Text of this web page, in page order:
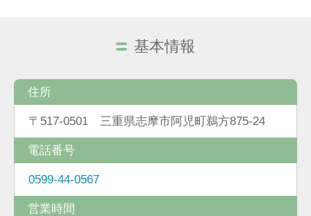
基本情報
住所
〒517-0501 三重県志摩市阿児町鵜方875-24
電話番号
0599-44-0567
営業時間